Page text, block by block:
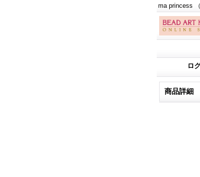
ma princess
ロ
商品詳細